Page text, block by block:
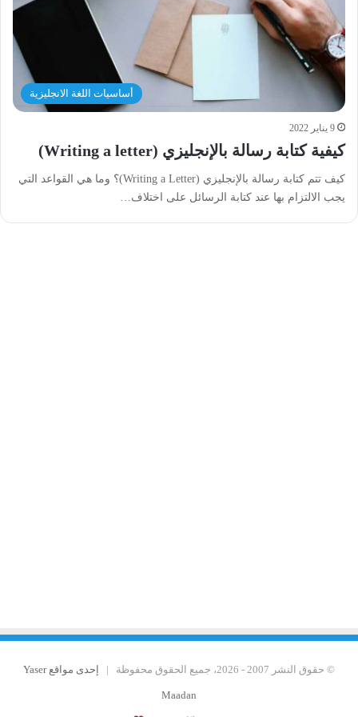
أساسيات اللغة الانجليزية
9 يناير 2022
كيفية كتابة رسالة بالإنجليزي (Writing a letter)
كيف تتم كتابة رسالة بالإنجليزي (Writing a Letter)؟ وما هي القواعد التي
يجب الالتزام بها عند كتابة الرسائل على اختلاف…
© حقوق النشر 2007 - 2026، جميع الحقوق محفوظة | إحدى مواقع Yaser
Maadan